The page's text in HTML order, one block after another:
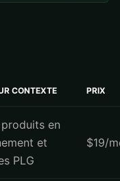
CONTEXTE PRIX
produits en
et
PLG
$19/